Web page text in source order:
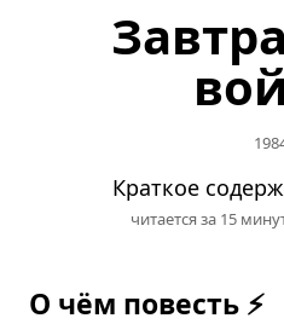
Краткое
читается за 15
О чём повесть ⚡